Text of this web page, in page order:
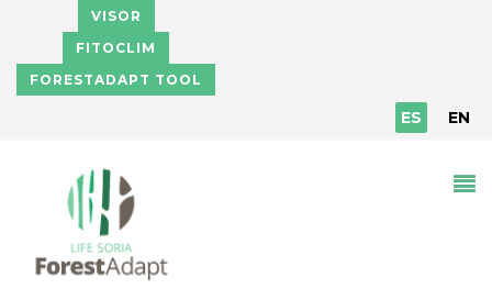
Pasar al contenido principal
VISOR
FITOCLIM
FORESTADAPT TOOL
ES EN